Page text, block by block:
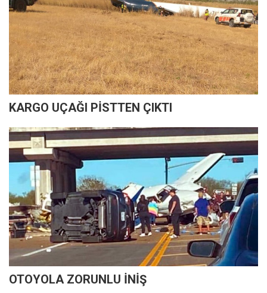
KARGO UÇAĞI PİSTTEN ÇIKTI
OTOYOLA ZORUNLU İNİŞ